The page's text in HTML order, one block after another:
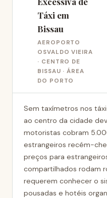
Táxi em
Bissau
AEROPORTO
OSVALDO VIEIRA
· CENTRO DE
BISSAU · ÁREA
DO PORTO
Sem taxímetros nos
ao centro da cidade
motoristas cobram
estrangeiros recém-
preços para
compartilhados rodam
requerem conhecer o
pousadas e hotéis